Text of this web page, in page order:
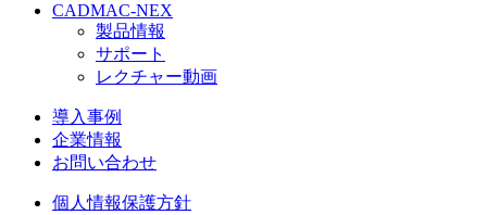
CADMAC-NEX
製品情報
サポート
レクチャー動画
導入事例
企業情報
お問い合わせ
個人情報保護方針